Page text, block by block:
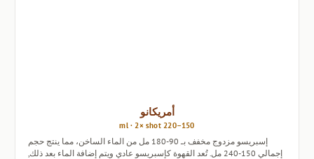
أمريكانو
150–220 ml · 2× shot
إسبريسو مزدوج مخفف بـ 90-180 مل من الماء الساخن، مما ينتج حجم
إجمالي 150-240 مل. تُعد القهوة كإسبريسو عادي ويتم إضافة الماء بعد ذلك,